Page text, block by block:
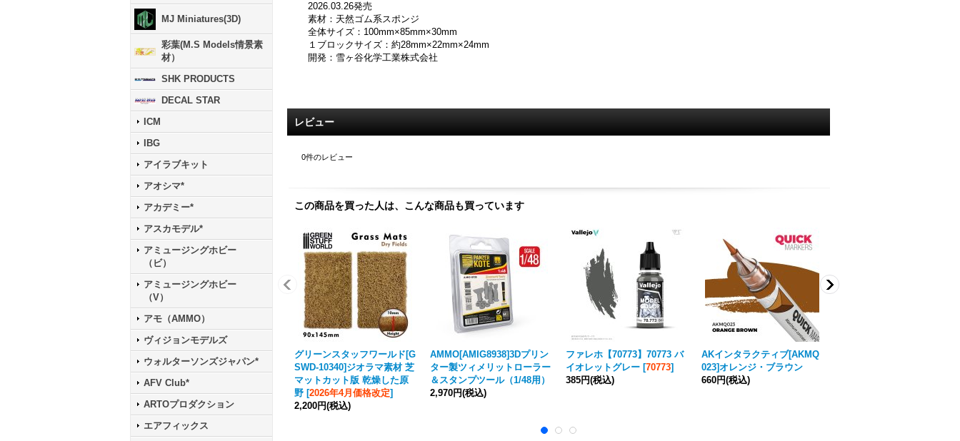
MJ Miniatures(3D)
彩葉(M.S Models情景素
材）
SHK PRODUCTS
DECAL STAR
ICM
IBG
アイラブキット
アオシマ*
アカデミー*
アスカモデル*
アミュージングホビー
（ビ）
アミュージングホビー
（V）
アモ（AMMO）
ヴィジョンモデルズ
ウォルターソンズジャパン*
AFV Club*
ARTOプロダクション
エアフィックス
2026.03.26発売
素材：天然ゴム系スポンジ
全体サイズ：100mm×85mm×30mm
１ブロックサイズ：約28mm×22mm×24mm
開発：雪ヶ谷化学工業株式会社
レビュー
0件のレビュー
この商品を買った人は、こんな商品も買っています
グリーンスタッフワールド[G
SWD-10340]ジオラマ素材 芝
マットカット版 乾燥した原
野 [2026年4月価格改定]
2,200円(税込)
AMMO[AMIG8938]3Dプリン
ター製ツィメリットローラー
＆スタンプツール（1/48用）
2,970円(税込)
ファレホ【70773】70773 バ
イオレットグレー [70773]
385円(税込)
AKインタラクティブ[AKMQ
023]オレンジ・ブラウン
660円(税込)